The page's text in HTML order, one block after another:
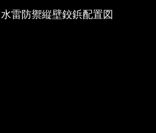
雷防禦縦壁鉸鋲配置図